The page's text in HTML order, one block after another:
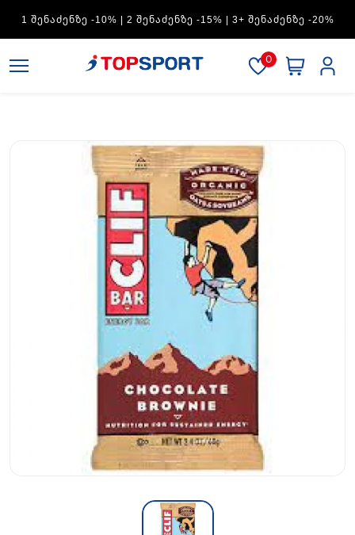
1 ᲨᲔᲜᲐᲫᲔᲜᲖᲔ -10% | 2 ᲨᲔᲜᲐᲫᲔᲜᲖᲔ -15% | 3+ ᲨᲔᲜᲐᲫᲔᲜᲖᲔ -20%
0